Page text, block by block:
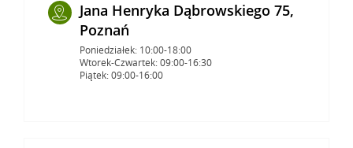
Jana Henryka Dąbrowskiego 75,
Poznań
Poniedziałek: 10:00-18:00
Wtorek-Czwartek: 09:00-16:30
Piątek: 09:00-16:00